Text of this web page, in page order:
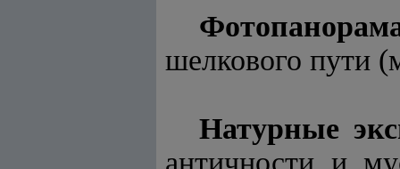
шелкового пути
Натурные
античности и